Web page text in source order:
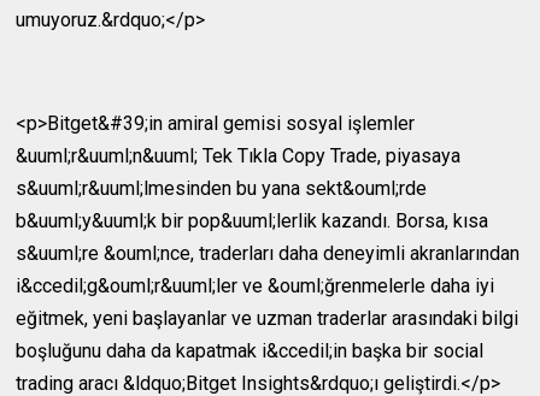
umuyoruz.&rdquo;</p>
<p>Bitget&#39;in amiral gemisi sosyal işlemler
&uuml;r&uuml;n&uuml; Tek Tıkla Copy Trade, piyasaya
s&uuml;r&uuml;lmesinden bu yana sekt&ouml;rde
b&uuml;y&uuml;k bir pop&uuml;lerlik kazandı. Borsa, kısa
s&uuml;re &ouml;nce, traderları daha deneyimli akranlarından
i&ccedil;g&ouml;r&uuml;ler ve &ouml;ğrenmelerle daha iyi
eğitmek, yeni başlayanlar ve uzman traderlar arasındaki bilgi
boşluğunu daha da kapatmak i&ccedil;in başka bir social
trading aracı &ldquo;Bitget Insights&rdquo;ı geliştirdi.</p>